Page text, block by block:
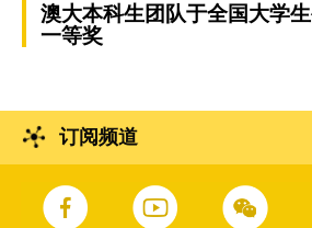
澳大本科生团队于全国大学
一等奖
订阅频道